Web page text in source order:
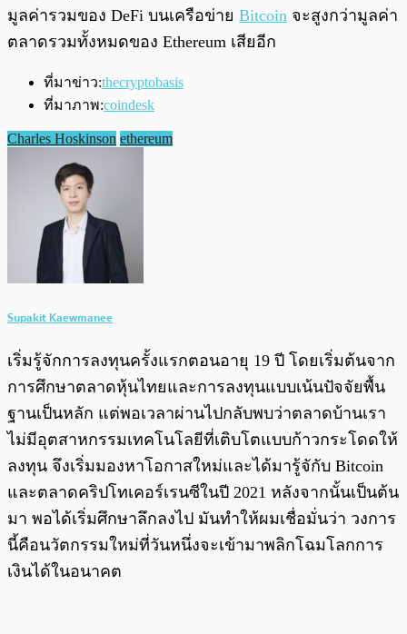
มูลค่ารวมของ DeFi บนเครือข่าย Bitcoin จะสูงกว่ามูลค่า
ตลาดรวมทั้งหมดของ Ethereum เสียอีก
ที่มาข่าว:thecryptobasis
ที่มาภาพ:coindesk
Charles Hoskinson ethereum
Supakit Kaewmanee
เริ่มรู้จักการลงทุนครั้งแรกตอนอายุ 19 ปี โดยเริ่มต้นจาก
การศึกษาตลาดหุ้นไทยและการลงทุนแบบเน้นปัจจัยพื้น
ฐานเป็นหลัก แต่พอเวลาผ่านไปกลับพบว่าตลาดบ้านเรา
ไม่มีอุตสาหกรรมเทคโนโลยีที่เติบโตแบบก้าวกระโดดให้
ลงทุน จึงเริ่มมองหาโอกาสใหม่และได้มารู้จักับ Bitcoin
และตลาดคริปโทเคอร์เรนซีในปี 2021 หลังจากนั้นเป็นต้น
มา พอได้เริ่มศึกษาลึกลงไป มันทำให้ผมเชื่อมั่นว่า วงการ
นี้คือนวัตกรรมใหม่ที่วันหนึ่งจะเข้ามาพลิกโฉมโลกการ
เงินได้ในอนาคต